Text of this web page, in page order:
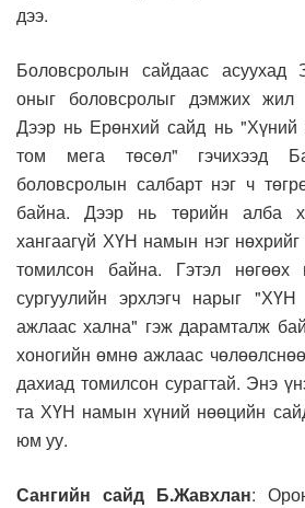
дээ.
Боловсролын сайдаас асуухад
оныг боловсролыг дэмжих жил
Дээр нь Ерөнхий сайд нь "Хүний
том мега төсөл" гэчихээд
боловсролын салбарт нэг ч
байна. Дээр нь төрийн алба
хангаагүй ХҮН намын нэг
томилсон байна. Гэтэл нөгөөх
сургуулийн эрхлэгч нарыг
ажлаас хална" гэж дарамталж
хоногийн өмнө ажлаас
дахиад томилсон сурагтай. Энэ
та ХҮН намын хүний нөөцийн
юм уу.
Сангийн сайд Б.Жавхлан: